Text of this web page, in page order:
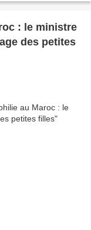
: le ministre
des petites